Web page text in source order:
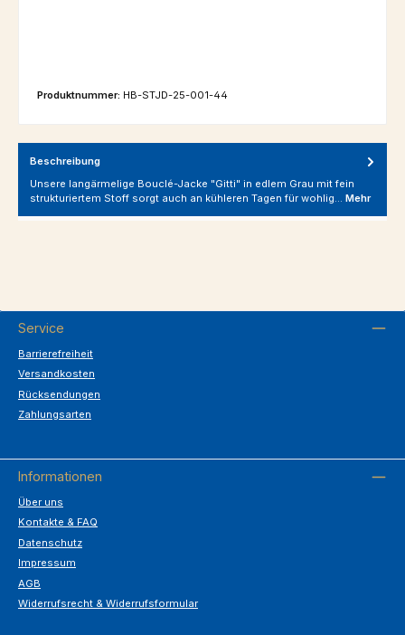
Produktnummer: HB-STJD-25-001-44
Beschreibung
Unsere langärmelige Bouclé-Jacke "Gitti" in edlem Grau mit fein
strukturiertem Stoff sorgt auch an kühleren Tagen für wohlig… Mehr
Service
Barrierefreiheit
Versandkosten
Rücksendungen
Zahlungsarten
Informationen
Über uns
Kontakte & FAQ
Datenschutz
Impressum
AGB
Widerrufsrecht & Widerrufsformular